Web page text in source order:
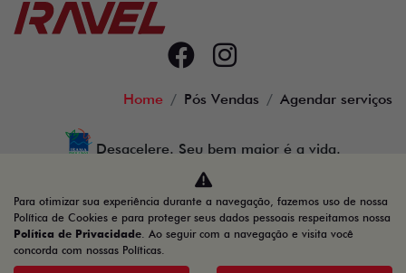
Home Pós Vendas Agendar serviços
Desacelere. Seu bem maior é a vida.
37.616.430/0002-23
Para otimizar sua experiência durante a navegação, fazemos uso de nossa
Política de Cookies e para proteger seus dados pessoais respeitamos nossa
Política de Privacidade. Ao seguir com a navegação e visita você
concorda com nossas Políticas.